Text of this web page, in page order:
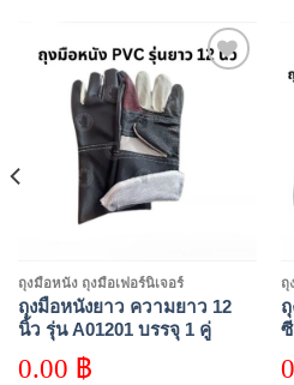
ถุงมือหนัง ถุงมือเฟอร์นิเจอร์
ถุงมือหนังยาว ความยาว 12
นิ้ว รุ่น A01201 บรรจุ 1 คู่
0.00 ฿
ถุ